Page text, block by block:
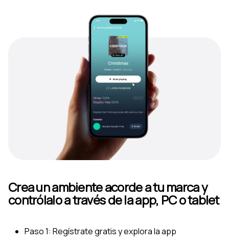
Crea un ambiente acorde a tu marca y
contrólalo a través de la app, PC o tablet
Paso 1: Regístrate gratis y explora la app